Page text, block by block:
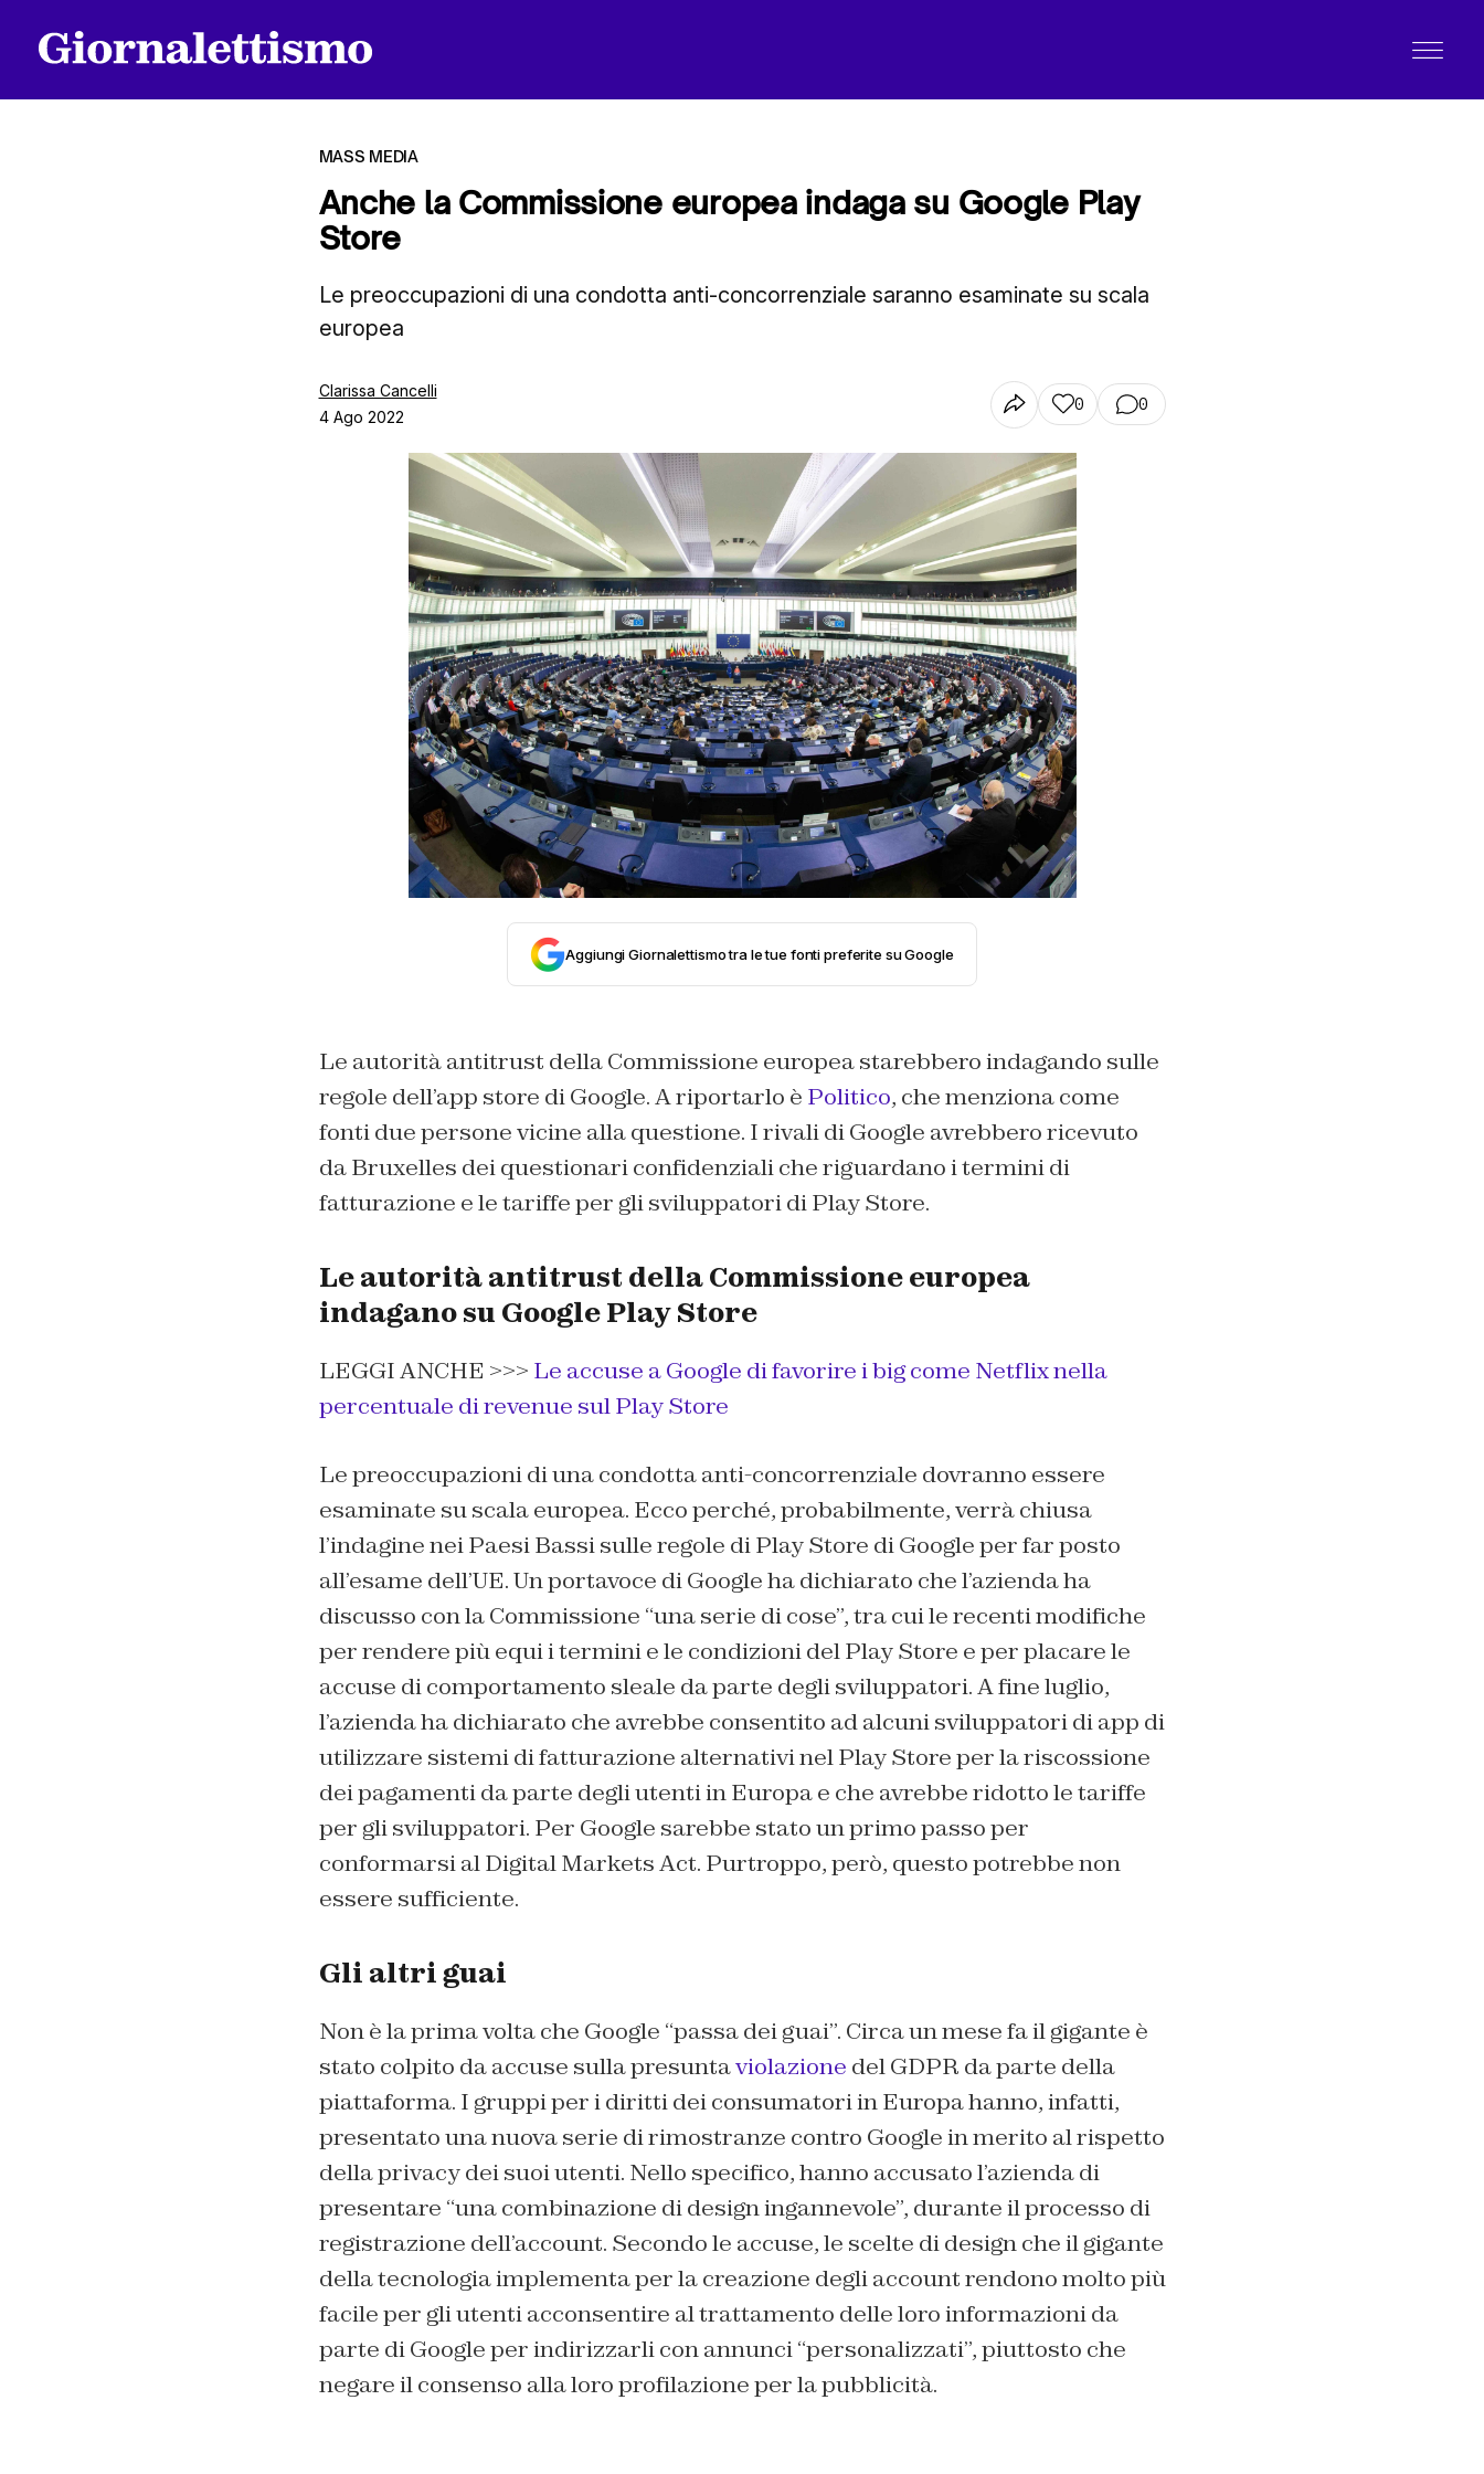
MASS MEDIA
Anche la Commissione europea indaga su Google Play
Store
Le preoccupazioni di una condotta anti-concorrenziale saranno esaminate su scala
europea
Clarissa Cancelli
4 Ago 2022
0 0
Aggiungi Giornalettismo tra le tue fonti preferite su Google
Le autorità antitrust della Commissione europea starebbero indagando sulle
regole dell’app store di Google. A riportarlo è Politico, che menziona come
fonti due persone vicine alla questione. I rivali di Google avrebbero ricevuto
da Bruxelles dei questionari confidenziali che riguardano i termini di
fatturazione e le tariffe per gli sviluppatori di Play Store.
Le autorità antitrust della Commissione europea
indagano su Google Play Store
LEGGI ANCHE >>> Le accuse a Google di favorire i big come Netflix nella
percentuale di revenue sul Play Store
Le preoccupazioni di una condotta anti-concorrenziale dovranno essere
esaminate su scala europea. Ecco perché, probabilmente, verrà chiusa
l’indagine nei Paesi Bassi sulle regole di Play Store di Google per far posto
all’esame dell’UE. Un portavoce di Google ha dichiarato che l’azienda ha
discusso con la Commissione “una serie di cose”, tra cui le recenti modifiche
per rendere più equi i termini e le condizioni del Play Store e per placare le
accuse di comportamento sleale da parte degli sviluppatori. A fine luglio,
l’azienda ha dichiarato che avrebbe consentito ad alcuni sviluppatori di app di
utilizzare sistemi di fatturazione alternativi nel Play Store per la riscossione
dei pagamenti da parte degli utenti in Europa e che avrebbe ridotto le tariffe
per gli sviluppatori. Per Google sarebbe stato un primo passo per
conformarsi al Digital Markets Act. Purtroppo, però, questo potrebbe non
essere sufficiente.
Gli altri guai
Non è la prima volta che Google “passa dei guai”. Circa un mese fa il gigante è
stato colpito da accuse sulla presuntaviolazione del GDPR da parte della
piattaforma. I gruppi per i diritti dei consumatori in Europa hanno, infatti,
presentato una nuova serie di rimostranze contro Google in merito al rispetto
della privacy dei suoi utenti. Nello specifico, hanno accusato l’azienda di
presentare “una combinazione di design ingannevole”, durante il processo di
registrazione dell’account. Secondo le accuse, le scelte di design che il gigante
della tecnologia implementa per la creazione degli account rendono molto più
facile per gli utenti acconsentire al trattamento delle loro informazioni da
parte di Google per indirizzarli con annunci “personalizzati”, piuttosto che
negare il consenso alla loro profilazione per la pubblicità.